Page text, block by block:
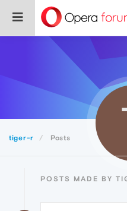
tiger-r Posts
POSTS MADE BY